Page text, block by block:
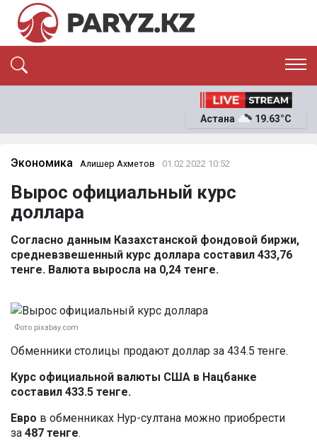
ЭКОНОМИКА
ОҚИҒА
News
Астана 19.63°C
Экономика Алишер Ахметов 01.02.2022 10:52
Вырос официальный курс
доллара
Согласно данным Казахстанской фондовой биржи,
средневзвешенный курс доллара составил 433,76
тенге. Валюта выросла на 0,24 тенге.
Фото pixabay.com
Обменники столицы продают доллар за 434.5 тенге.
Курс официальной валюты США в Нацбанке
составил 433.5 тенге.
Евро в обменниках Нур-султана можно приобрести
за 487 тенге.